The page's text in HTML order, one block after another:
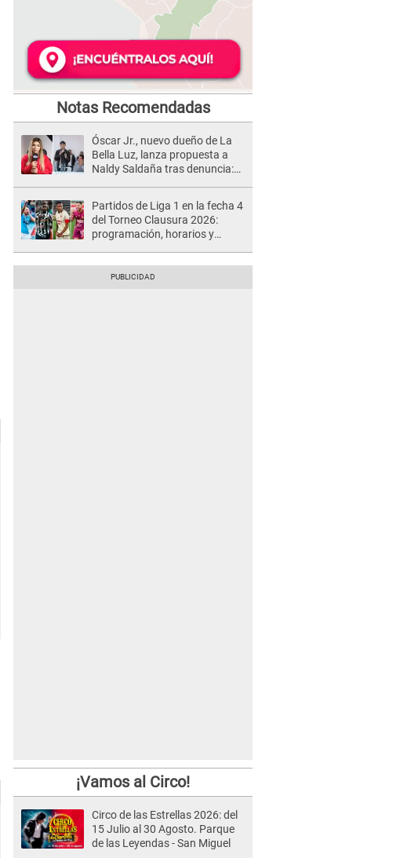
Notas Recomendadas
Óscar Jr., nuevo dueño de La
Bella Luz, lanza propuesta a
Naldy Saldaña tras denuncia:
Partidos de Liga 1 en la fecha 4
del Torneo Clausura 2026:
programación, horarios y
¡Vamos al Circo!
Circo de las Estrellas 2026: del
15 Julio al 30 Agosto. Parque
de las Leyendas - San Miguel